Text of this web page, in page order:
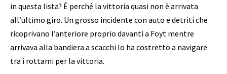
in questa lista? È perché la vittoria quasi non è arrivata
all’ultimo giro. Un grosso incidente con auto e detriti che
ricoprivano l’anteriore proprio davanti a Foyt mentre
arrivava alla bandiera a scacchi lo ha costretto a navigare
tra i rottami per la vittoria.